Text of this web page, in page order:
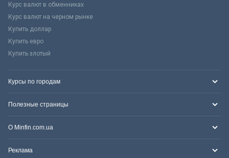
Курс валют в обменниках
Курс валют на черном рынке
Купить доллар
Купить евро
Купить злотый
Курсы по городам
Полезные страницы
О Minfin.com.ua
Реклама